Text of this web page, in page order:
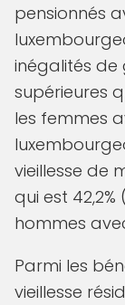
pensionnés
inégalités de
supérieures
les femmes
vieillesse de
qui est
hommes
Parmi les
vieillesse